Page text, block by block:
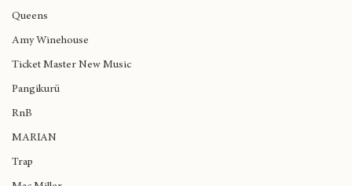
NewYork
Queens
Amy Winehouse
Ticket Master New Music
Pangikurü
RnB
MARIAN
Trap